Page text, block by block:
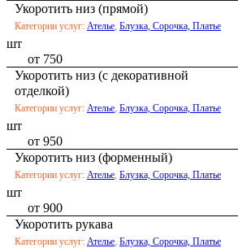
Укоротить низ (прямой)
Категории услуг: Ателье, Блузка, Сорочка, Платье
шт
от 750
Укоротить низ (с декоративной
отделкой)
Категории услуг: Ателье, Блузка, Сорочка, Платье
шт
от 950
Укоротить низ (форменный)
Категории услуг: Ателье, Блузка, Сорочка, Платье
шт
от 900
Укоротить рукава
Категории услуг: Ателье, Блузка, Сорочка, Платье